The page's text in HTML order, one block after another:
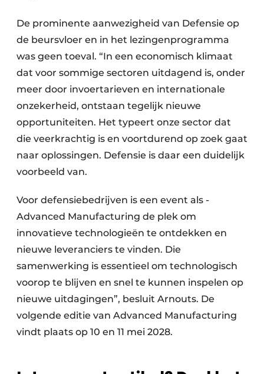
De prominente aanwezigheid van Defensie op
de beursvloer en in het lezingenprogramma
was geen toeval. “In een economisch klimaat
dat voor sommige sectoren uitdagend is, onder
meer door invoertarieven en internationale
onzekerheid, ontstaan tegelijk nieuwe
opportuniteiten. Het typeert onze sector dat
die veerkrachtig is en voortdurend op zoek gaat
naar oplossingen. Defensie is daar een duidelijk
voorbeeld van.
Voor defensiebedrijven is een event als ­
Advanced Manufacturing de plek om
innovatieve technologieën te ontdekken en
nieuwe leveranciers te vinden. Die
samenwerking is essentieel om technologisch
voorop te blijven en snel te kunnen inspelen op
nieuwe uitdagingen”, besluit Arnouts. De
volgende editie van Advanced Manufacturing
vindt plaats op 10 en 11 mei 2028.